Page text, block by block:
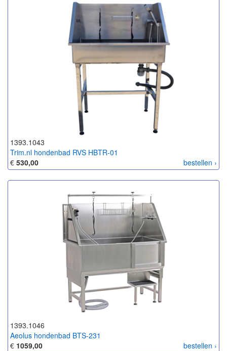
1393.1043
Trim.nl hondenbad RVS HBTR-01
bestellen ›
€ 530,00
1393.1046
Aeolus hondenbad BTS-231
bestellen ›
€ 1059,00